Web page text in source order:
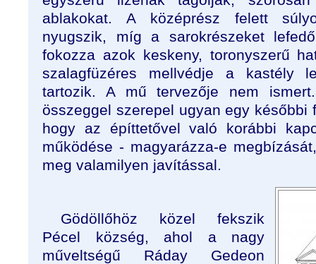
ablakokat. A középrész felett
nyugszik, míg a sarokrészeket
fokozza azok keskeny, toronyszerű
szalagfüzéres mellvédje a kastély
tartozik. A mű tervezője nem
összeggel szerepel ugyan egy későbbi
hogy az építtetővel való korábbi
működése - magyarázza-e
meg valamilyen javítással.
Gödöllőhöz közel fekszik
Pécel község, ahol a nagy
műveltségű Ráday Gedeon